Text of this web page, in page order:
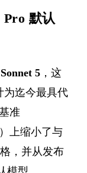
默认
5 ，这
为迄今最具代
准
上缩小了与
，并从发布